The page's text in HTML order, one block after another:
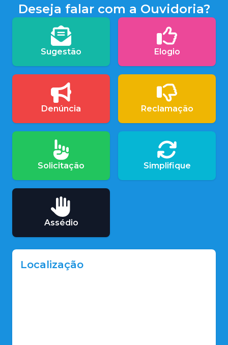
Deseja falar com a Ouvidoria?
Sugestão Elogio
Denúncia Reclamação
Solicitação Simplifique
Assédio
Localização